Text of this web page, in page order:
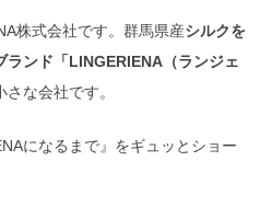
株式会社です。群馬県産シルクを
ランド「LINGERIENA（ランジェ
な会社です。
になるまで』をギュッとショー